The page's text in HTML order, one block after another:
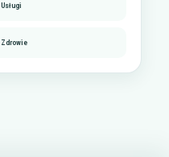
Usługi
Zdrowie